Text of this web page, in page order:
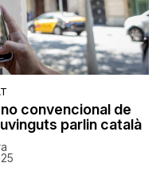
convencional de
parlin català